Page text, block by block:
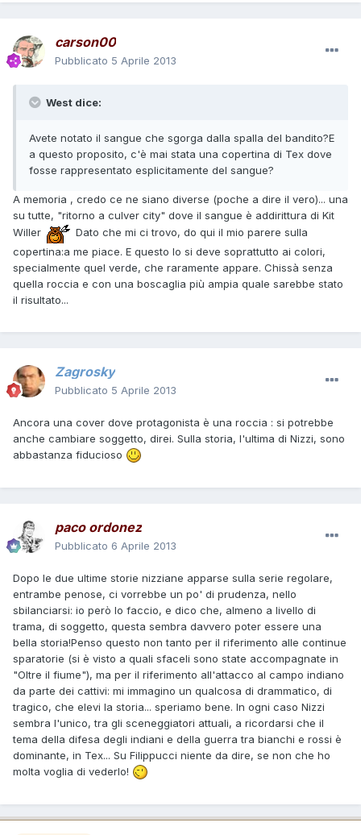
carson00
Pubblicato 5 Aprile 2013
West dice:
Avete notato il sangue che sgorga dalla spalla del bandito?E
a questo proposito, c'è mai stata una copertina di Tex dove
fosse rappresentato esplicitamente del sangue?
A memoria , credo ce ne siano diverse (poche a dire il vero)... una
su tutte, "ritorno a culver city" dove il sangue è addirittura di Kit
Willer
Dato che mi ci trovo, do qui il mio parere sulla
copertina:a me piace. E questo lo si deve soprattutto ai colori,
specialmente quel verde, che raramente appare. Chissà senza
quella roccia e con una boscaglia più ampia quale sarebbe stato
il risultato...
Zagrosky
Pubblicato 5 Aprile 2013
Ancora una cover dove protagonista è una roccia : si potrebbe
anche cambiare soggetto, direi. Sulla storia, l'ultima di Nizzi, sono
abbastanza fiducioso
paco ordonez
Pubblicato 6 Aprile 2013
Dopo le due ultime storie nizziane apparse sulla serie regolare,
entrambe penose, ci vorrebbe un po' di prudenza, nello
sbilanciarsi: io però lo faccio, e dico che, almeno a livello di
trama, di soggetto, questa sembra davvero poter essere una
bella storia!Penso questo non tanto per il riferimento alle continue
sparatorie (si è visto a quali sfaceli sono state accompagnate in
"Oltre il fiume"), ma per il riferimento all'attacco al campo indiano
da parte dei cattivi: mi immagino un qualcosa di drammatico, di
tragico, che elevi la storia... speriamo bene. In ogni caso Nizzi
sembra l'unico, tra gli sceneggiatori attuali, a ricordarsi che il
tema della difesa degli indiani e della guerra tra bianchi e rossi è
dominante, in Tex... Su Filippucci niente da dire, se non che ho
molta voglia di vederlo!